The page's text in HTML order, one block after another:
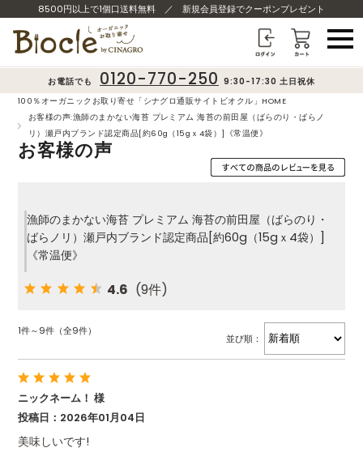
8500円以上で1個口送料無料 ／ 新規会員登録でクーポンプレゼント
お電話でも 0120-770-250 9:30-17:30 土日祝休
100％オーガニックお取り寄せ「シナグロ通販サイトビオクル」HOME
お客様の声:漁師のまかない海苔 プレミアム 海苔の前田屋（ばらのり・ばらノ
リ）瀬戸内ブランド認定商品[約60g（15gｘ4袋）]《常温便》
お客様の声
漁師のまかない海苔 プレミアム 海苔の前田屋（ばらのり・
ばらノリ）瀬戸内ブランド認定商品[約60g（15gｘ4袋）]
《常温便》
4.6 (9件)
1件～9件（全9件）
並び順：
ニックネーム！ 様
投稿日：2026年01月04日
美味しいです!